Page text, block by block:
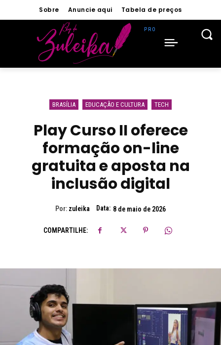
Sobre Anuncie aqui Tabela de preços
BRASÍLIA EDUCAÇÃO E CULTURA TECH
Play Curso II oferece
formação on-line
gratuita e aposta na
inclusão digital
Por: zuleika Data: 8 de maio de 2026
COMPARTILHE: